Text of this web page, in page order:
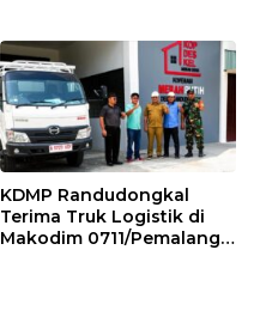
KDMP Randudongkal
Terima Truk Logistik di
Makodim 0711/Pemalang